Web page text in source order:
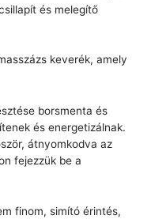
és melegítő
keverék, amely
borsmenta és
és energetizálnak.
átnyomkodva az
fejezzük be a
finom, simító érintés,